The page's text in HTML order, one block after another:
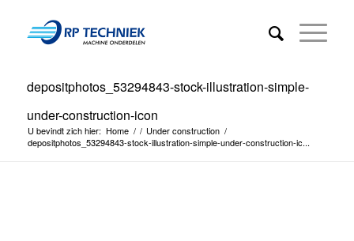
depositphotos_53294843-stock-illustration-simple-
under-construction-icon
U bevindt zich hier: Home / / Under construction /
depositphotos_53294843-stock-illustration-simple-under-construction-ic...